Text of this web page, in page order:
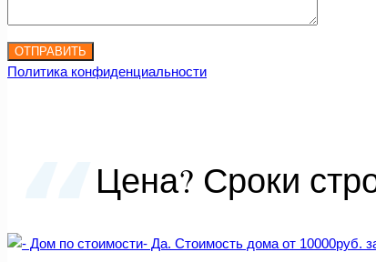
Политика конфиденциальности
Цена? Сроки
- Да. Стоимость дома от 10000руб.